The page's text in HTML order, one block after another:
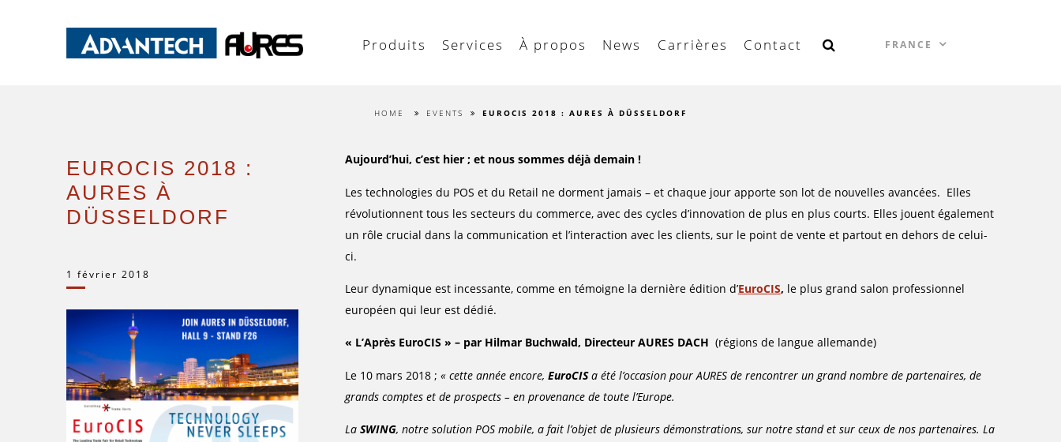
FRANCE
Produits Services À propos News Carrières Contact
HOME EVENTS EUROCIS 2018 : AURES À DÜSSELDORF
EUROCIS 2018 :
AURES À
DÜSSELDORF
1 février 2018
Aujourd’hui, c’est hier ; et nous sommes déjà demain !
Les technologies du POS et du Retail ne dorment jamais – et chaque jour apporte son lot de nouvelles avancées. Elles
révolutionnent tous les secteurs du commerce, avec des cycles d’innovation de plus en plus courts. Elles jouent également
un rôle crucial dans la communication et l’interaction avec les clients, sur le point de vente et partout en dehors de celui-
ci.
Leur dynamique est incessante, comme en témoigne la dernière édition d’EuroCIS, le plus grand salon professionnel
européen qui leur est dédié.
« L’Après EuroCIS » – par Hilmar Buchwald, Directeur AURES DACH (régions de langue allemande)
Le 10 mars 2018 ; « cette année encore, EuroCISa été l’occasion pour AURES de rencontrer un grand nombre de partenaires, de
grands comptes et de prospects – en provenance de toute l’Europe.
La SWING, notre solution POS mobile, a fait l’objet de plusieurs démonstrations, sur notre stand et sur ceux de nos partenaires. La